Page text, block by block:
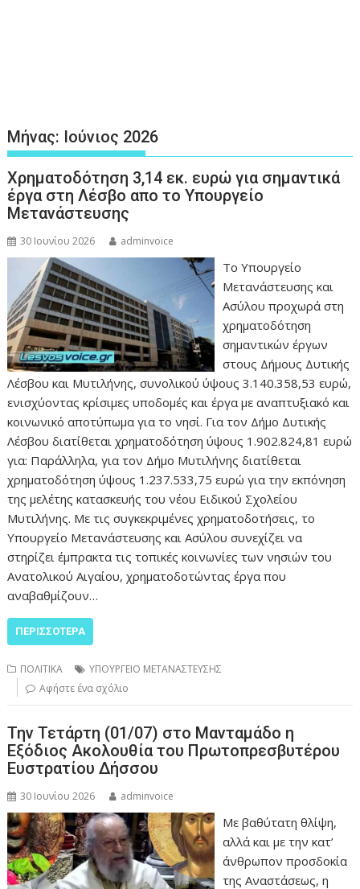
Μήνας: Ιούνιος 2026
Χρηματοδότηση 3,14 εκ. ευρώ για σημαντικά
έργα στη Λέσβο απο το Υπουργείο
Μετανάστευσης
30 Ιουνίου 2026 adminvoice
Το Υπουργείο
Μετανάστευσης και
Ασύλου προχωρά στη
χρηματοδότηση
σημαντικών έργων
στους Δήμους Δυτικής
Λέσβου και Μυτιλήνης, συνολικού ύψους 3.140.358,53 ευρώ,
ενισχύοντας κρίσιμες υποδομές και έργα με αναπτυξιακό και
κοινωνικό αποτύπωμα για το νησί. Για τον Δήμο Δυτικής
Λέσβου διατίθεται χρηματοδότηση ύψους 1.902.824,81 ευρώ
για: Παράλληλα, για τον Δήμο Μυτιλήνης διατίθεται
χρηματοδότηση ύψους 1.237.533,75 ευρώ για την εκπόνηση
της μελέτης κατασκευής του νέου Ειδικού Σχολείου
Μυτιλήνης. Με τις συγκεκριμένες χρηματοδοτήσεις, το
Υπουργείο Μετανάστευσης και Ασύλου συνεχίζει να
στηρίζει έμπρακτα τις τοπικές κοινωνίες των νησιών του
Ανατολικού Αιγαίου, χρηματοδοτώντας έργα που
αναβαθμίζουν…
ΠΕΡΙΣΣΌΤΕΡΑ
ΠΟΛΙΤΙΚΑ
ΥΠΟΥΡΓΕΙΟ ΜΕΤΑΝΑΣΤΕΥΣΗΣ
Αφήστε ένα σχόλιο
Την Τετάρτη (01/07) στο Μανταμάδο η
Εξόδιος Ακολουθία του Πρωτοπρεσβυτέρου
Ευστρατίου Δήσσου
30 Ιουνίου 2026 adminvoice
Με βαθύτατη θλίψη,
αλλά και με την κατ’
άνθρωπον προσδοκία
της Αναστάσεως, η